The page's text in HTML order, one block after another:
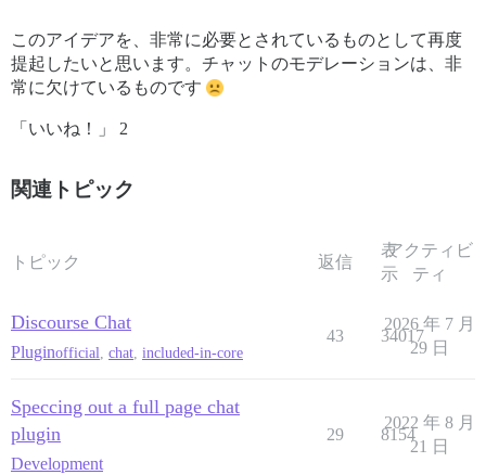
このアイデアを、非常に必要とされているものとして再度
提起したいと思います。チャットのモデレーションは、非
常に欠けているものです
「いいね！」 2
関連トピック
トピック 返信
表
示
アクティビ
ティ
Discourse Chat
Pluginofficial chat included-in-core
43 34017
2026 年 7 月
29 日
Speccing out a full page chat
plugin
Development
29 8154
2022 年 8 月
21 日